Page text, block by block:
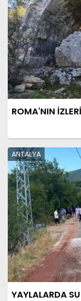
ROMA'NIN
ANTALYA
YAYLALARDA